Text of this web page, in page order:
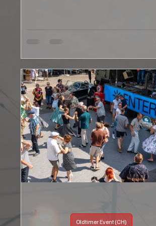
Oldtimer Event (CH)